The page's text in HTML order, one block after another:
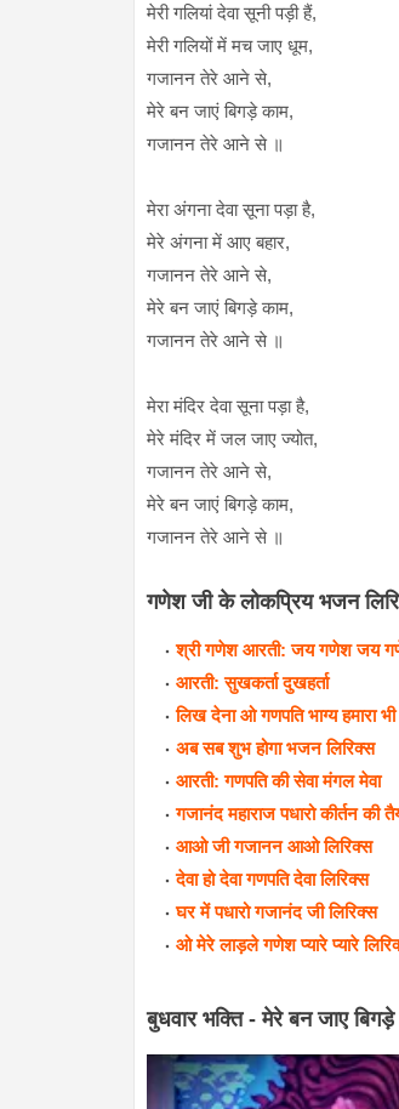
मेरी गलियां देवा सूनी पड़ी हैं,
मेरी गलियों में मच जाए धूम,
गजानन तेरे आने से,
मेरे बन जाएं बिगड़े काम,
गजानन तेरे आने से ॥
मेरा अंगना देवा सूना पड़ा है,
मेरे अंगना में आए बहार,
गजानन तेरे आने से,
मेरे बन जाएं बिगड़े काम,
गजानन तेरे आने से ॥
मेरा मंदिर देवा सूना पड़ा है,
मेरे मंदिर में जल जाए ज्योत,
गजानन तेरे आने से,
मेरे बन जाएं बिगड़े काम,
गजानन तेरे आने से ॥
गणेश जी के लोकप्रिय भजन
श्री गणेश आरती: जय गणेश जय
आरती: सुखकर्ता दुखहर्ता
लिख देना ओ गणपति भाग्य हमारा भी
अब सब शुभ होगा भजन लिरिक्स
आरती: गणपति की सेवा मंगल मेवा
गजानंद महाराज पधारो कीर्तन की
आओ जी गजानन आओ लिरिक्स
देवा हो देवा गणपति देवा लिरिक्स
घर में पधारो गजानंद जी लिरिक्स
ओ मेरे लाड़ले गणेश प्यारे प्यारे
बुधवार भक्ति - मेरे बन जाए